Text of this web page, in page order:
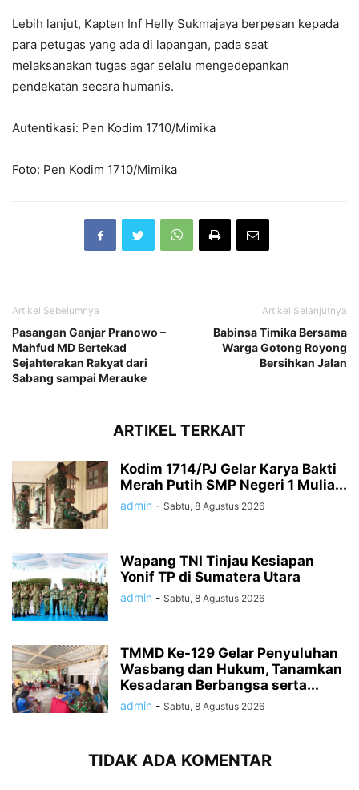
Lebih lanjut, Kapten Inf Helly Sukmajaya berpesan kepada
para petugas yang ada di lapangan, pada saat
melaksanakan tugas agar selalu mengedepankan
pendekatan secara humanis.
Autentikasi: Pen Kodim 1710/Mimika
Foto: Pen Kodim 1710/Mimika
Artikel Sebelumnya
Pasangan Ganjar Pranowo –
Mahfud MD Bertekad
Sejahterakan Rakyat dari
Sabang sampai Merauke
Artikel Selanjutnya
Babinsa Timika Bersama
Warga Gotong Royong
Bersihkan Jalan
ARTIKEL TERKAIT
Kodim 1714/PJ Gelar Karya Bakti
Merah Putih SMP Negeri 1 Mulia...
admin - Sabtu, 8 Agustus 2026
Wapang TNI Tinjau Kesiapan
Yonif TP di Sumatera Utara
admin - Sabtu, 8 Agustus 2026
TMMD Ke-129 Gelar Penyuluhan
Wasbang dan Hukum, Tanamkan
Kesadaran Berbangsa serta...
admin - Sabtu, 8 Agustus 2026
TIDAK ADA KOMENTAR